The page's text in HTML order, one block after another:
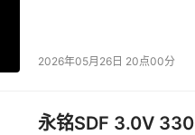
2026年05月26日 20点00分
永铭SDF 3.0V